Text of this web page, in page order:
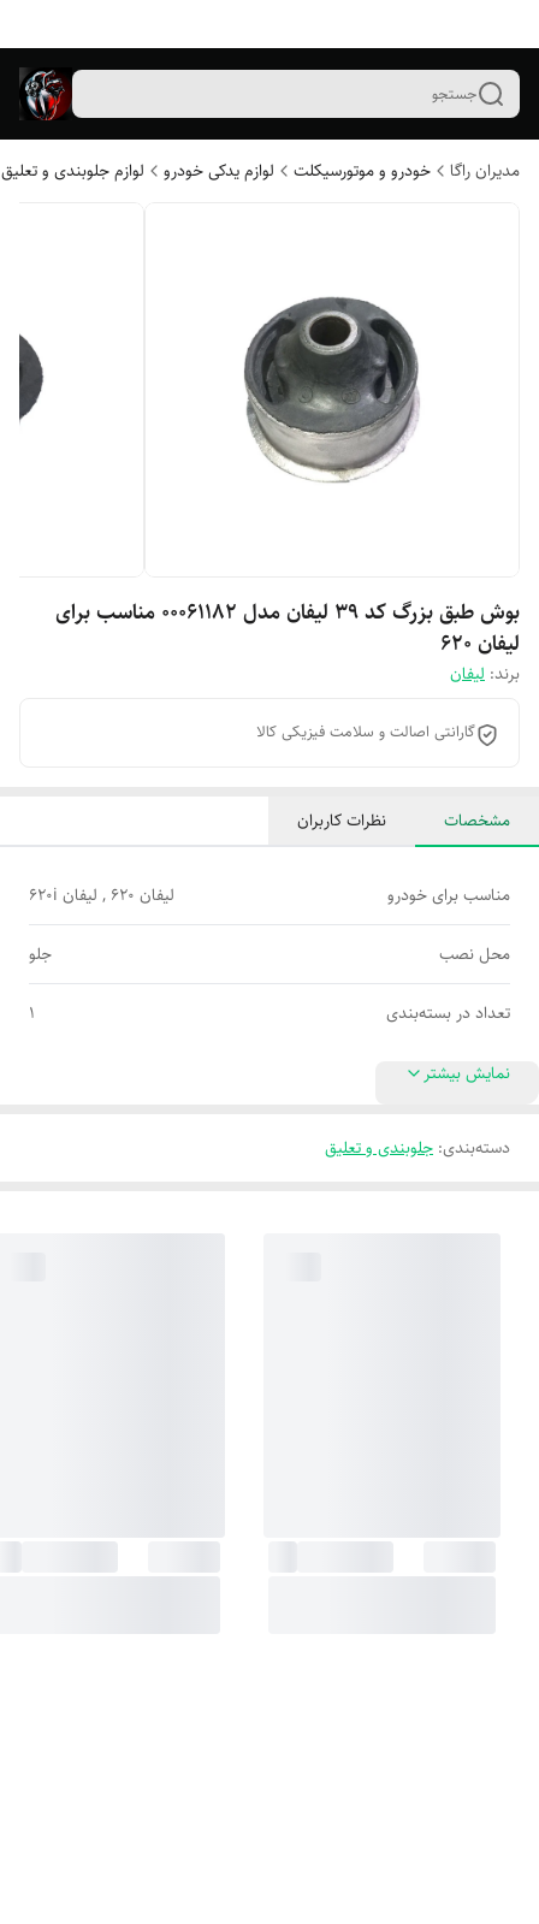
جستجو
مدیران راگا خودرو و موتورسیکلت لوازم یدکی خودرو لوازم جلوبندی و تعلیق
بوش طبق بزرگ کد ۳۹ لیفان مدل 00061182 مناسب برای
لیفان 620
برند: لیفان
گارانتی اصالت و سلامت فیزیکی کالا
مشخصات نظرات کاربران
مناسب برای خودرو لیفان 620 , لیفان 620i
محل نصب جلو
تعداد در بسته‌بندی 1
نمایش بیشتر
دسته‌بندی: جلوبندی و تعلیق